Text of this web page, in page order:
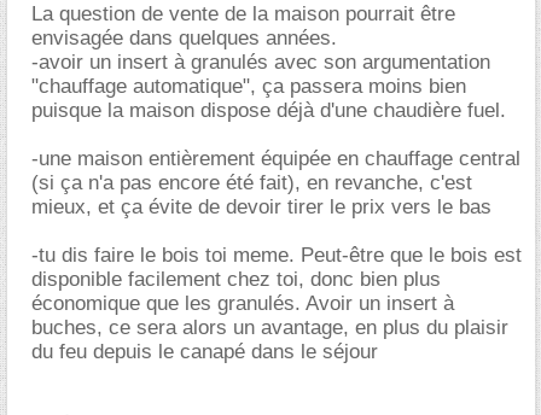
La question de vente de la maison pourrait être
envisagée dans quelques années.
-avoir un insert à granulés avec son argumentation
"chauffage automatique", ça passera moins bien
puisque la maison dispose déjà d'une chaudière fuel.
-une maison entièrement équipée en chauffage central
(si ça n'a pas encore été fait), en revanche, c'est
mieux, et ça évite de devoir tirer le prix vers le bas
-tu dis faire le bois toi meme. Peut-être que le bois est
disponible facilement chez toi, donc bien plus
économique que les granulés. Avoir un insert à
buches, ce sera alors un avantage, en plus du plaisir
du feu depuis le canapé dans le séjour